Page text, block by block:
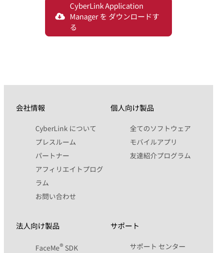
CyberLink Application
Manager を ダウンロードす
る
会社情報
CyberLink について
プレスルーム
パートナー
アフィリエイトプログ
ラム
お問い合わせ
個人向け製品
全てのソフトウェア
モバイルアプリ
友達紹介プログラム
法人向け製品
FaceMe® SDK
サポート
サポート センター